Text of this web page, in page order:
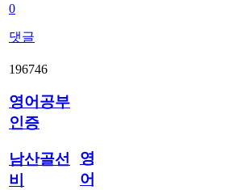
0
댓글
196746
영어공부
인증
남산골선
비
영
어